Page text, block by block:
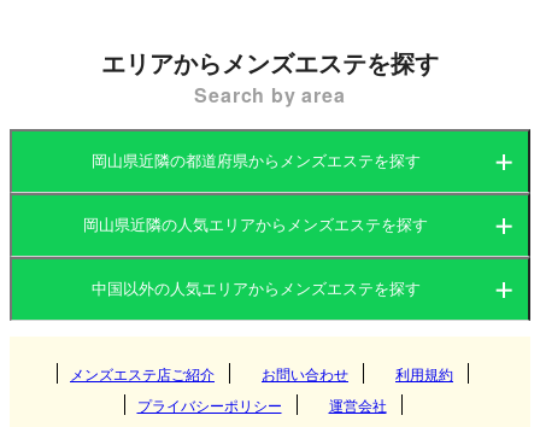
と豊かな自然にも恵まれており、訪れる人々に癒し
を与えてくれる街です。
倉敷エリアのメンズエステ（メンエス）は、観光客
だけでなく地元の利用者も多く訪れるスポットとし
て人気を集めています。大きな駅周辺やアクセスの
良いエリアに多くの店舗が点在しており、リラック
スできる空間と高い技術を提供するお店が目立ちま
す。マンション型のプライベートサロンが主流で、
落ち着いた個室空間でゆったりと施術を受けられる
のが特徴です。
エリアからメンズエステを探す
Search by area
岡山県近隣の都道府県からメンズエステを探す
岡山県 広島県
山口県 鳥取県
島根県
岡山県近隣の人気エリアからメンズエステを探す
岡山 広島県
中国以外の人気エリアからメンズエステを探す
関東
メンズエステ店ご紹介 お問い合わせ
利用規約
プライバシーポリシー
運営会社